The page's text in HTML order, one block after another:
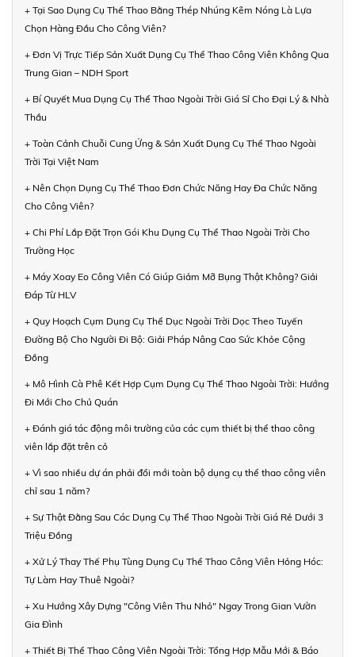
+ Tại Sao Dụng Cụ Thể Thao Bằng Thép Nhúng Kẽm Nóng Là Lựa
Chọn Hàng Đầu Cho Công Viên?
+ Đơn Vị Trực Tiếp Sản Xuất Dụng Cụ Thể Thao Công Viên Không Qua
Trung Gian – NDH Sport
+ Bí Quyết Mua Dụng Cụ Thể Thao Ngoài Trời Giá Sỉ Cho Đại Lý & Nhà
Thầu
+ Toàn Cảnh Chuỗi Cung Ứng & Sản Xuất Dụng Cụ Thể Thao Ngoài
Trời Tại Việt Nam
+ Nên Chọn Dụng Cụ Thể Thao Đơn Chức Năng Hay Đa Chức Năng
Cho Công Viên?
+ Chi Phí Lắp Đặt Trọn Gói Khu Dụng Cụ Thể Thao Ngoài Trời Cho
Trường Học
+ Máy Xoay Eo Công Viên Có Giúp Giảm Mỡ Bụng Thật Không? Giải
Đáp Từ HLV
+ Quy Hoạch Cụm Dụng Cụ Thể Dục Ngoài Trời Dọc Theo Tuyến
Đường Bộ Cho Người Đi Bộ: Giải Pháp Nâng Cao Sức Khỏe Cộng
Đồng
+ Mô Hình Cà Phê Kết Hợp Cụm Dụng Cụ Thể Thao Ngoài Trời: Hướng
Đi Mới Cho Chủ Quán
+ Đánh giá tác động môi trường của các cụm thiết bị thể thao công
viên lắp đặt trên cỏ
+ Vì sao nhiều dự án phải đổi mới toàn bộ dụng cụ thể thao công viên
chỉ sau 1 năm?
+ Sự Thật Đằng Sau Các Dụng Cụ Thể Thao Ngoài Trời Giá Rẻ Dưới 3
Triệu Đồng
+ Xử Lý Thay Thế Phụ Tùng Dụng Cụ Thể Thao Công Viên Hỏng Hóc:
Tự Làm Hay Thuê Ngoài?
+ Xu Hướng Xây Dựng "Công Viên Thu Nhỏ" Ngay Trong Gian Vườn
Gia Đình
+ Thiết Bị Thể Thao Công Viên Ngoài Trời: Tổng Hợp Mẫu Mới & Báo